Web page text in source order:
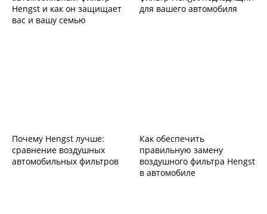
Hengst и как он защищает
вас и вашу семью
для вашего автомобиля
Почему Hengst лучше:
сравнение воздушных
автомобильных фильтров
Как обеспечить
правильную замену
воздушного фильтра Hengst
в автомобиле